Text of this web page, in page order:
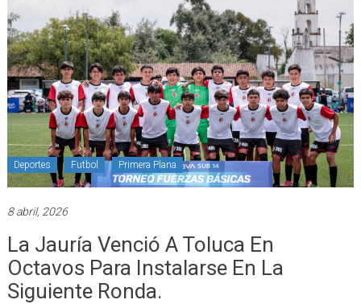
Deportes Futbol Primera Plana
8 abril, 2026
La Jauría Venció A Toluca En
Octavos Para Instalarse En La
Siguiente Ronda.